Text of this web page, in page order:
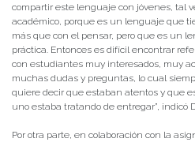
compartir este lenguaje con jóvenes, tal
académico, porque es un lenguaje que
más que con el pensar, pero que es un
práctica. Entonces es difícil encontrar
con estudiantes muy interesados, muy
muchas dudas y preguntas, lo cual
quiere decir que estaban atentos y que
uno estaba tratando de entregar”, indicó
Por otra parte, en colaboración con la